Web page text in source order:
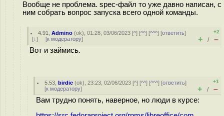
Вообще не проблема. spec-файл то уже давно написан, с
ним собрать вопрос запуска всего одной команды.
4.91 ,Admino (ok), 01:28, 03/06/2023 [^] [^^] [^^^] [ответить]
[↓] [к модератору]
+2
+ / –
Вот и займись.
5.53 ,birdie (ok), 23:23, 02/06/2023 [^] [^^] [^^^] [ответить]
[к модератору]
+1
+ / –
Вам трудно понять, наверное, но люди в курсе: